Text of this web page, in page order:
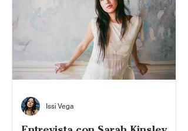
con sus seguidores. Tuvimos la oportunidad de
conversar con Jordan Clark (guitarrista), Mikey
Carnevale (vocalista) y Marc Finn (baterista), en
Issi Vega